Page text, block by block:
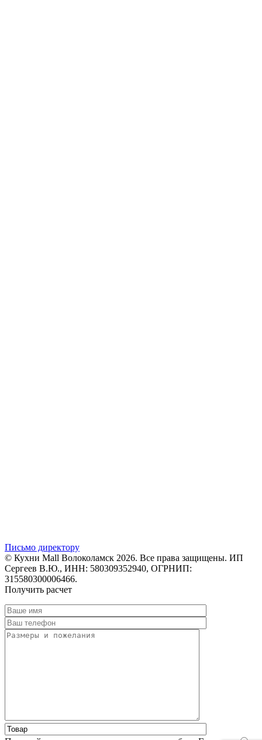
Письмо директору
© Кухни Mall Волоколамск 2026. Все права защищены. ИП
Сергеев В.Ю., ИНН: 580309352940, ОГРНИП:
315580300006466.
Получить расчет